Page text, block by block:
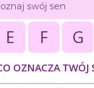
swój sen
E F G
OZNACZA TWÓJ